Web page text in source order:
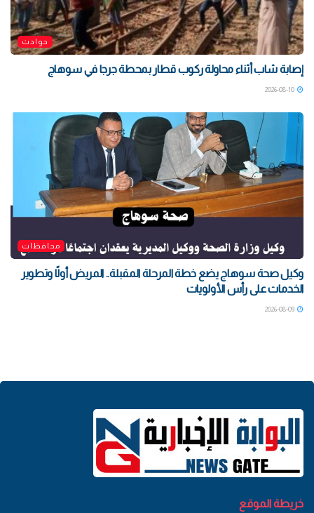
حوادث
إصابة شاب أثناء محاولة ركوب قطار بمحطة جرجا في سوهاج
محافظات
وكيل صحة سوهاج يضع خطة المرحلة المقبلة.. المريض أولًا وتطوير
الخدمات على رأس الأولويات
خريطة الموقع